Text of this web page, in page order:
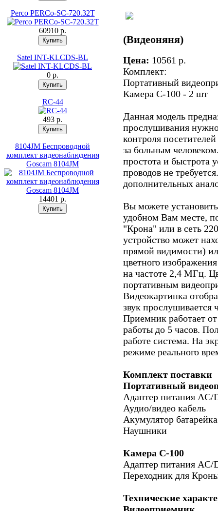
Perco PERCo-SC-720.32Т
60910 p.
Satel INT-KLCDS-BL
0 p.
RC-44
493 p.
8104JM Беспроводной
комплект видеонаблюдения
Goscam 8104JM
14401 p.
(Видеоняня)
Цена: 10561 p.
Комплект:
Портативный
Камера С-100 - 2 шт
Данная модель
прослушивания
контроля
за больным
простота и быстрота
проводов не
дополнительных
Вы можете
удобном Вам месте,
"Крона" или в сеть
устройство может
прямой видимости)
цветного
на частоте 2,4 МГц.
портативным
Видеокартинка
звук прослушивается
Приемник работает
работы до 5 часов.
работе система. На
режиме реального
Комплект поставки
Портативный
Адаптер питания AC/
Аудио/видео кабель
Акумулятор
Наушники
Камера С-100
Адаптер питания AC/
Переходник для
Технические